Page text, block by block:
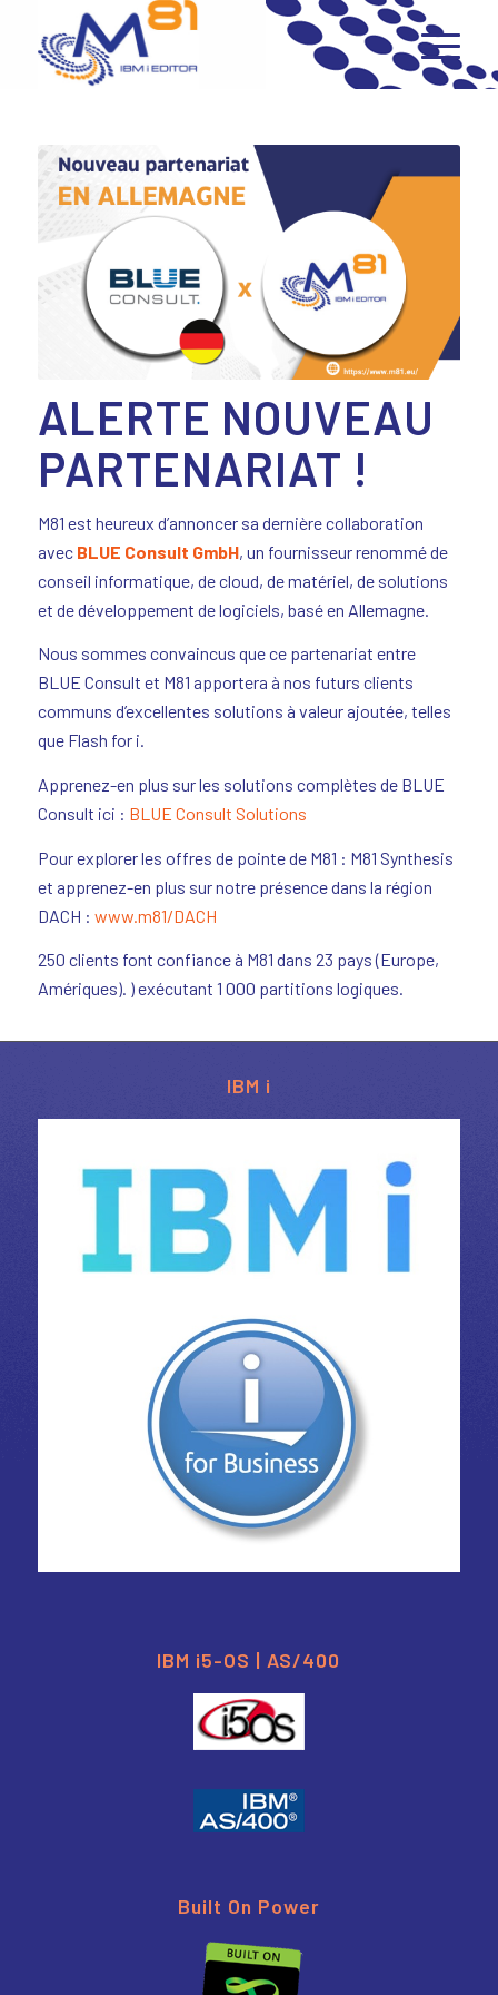
ALERTE NOUVEAU
PARTENARIAT !
M81 est heureux d’annoncer sa dernière collaboration
avec BLUE Consult GmbH, un fournisseur renommé de
conseil informatique, de cloud, de matériel, de solutions
et de développement de logiciels, basé en Allemagne.
Nous sommes convaincus que ce partenariat entre
BLUE Consult et M81 apportera à nos futurs clients
communs d’excellentes solutions à valeur ajoutée, telles
que Flash for i.
Apprenez-en plus sur les solutions complètes de BLUE
Consult ici : BLUE Consult Solutions
Pour explorer les offres de pointe de M81 : M81 Synthesis
et apprenez-en plus sur notre présence dans la région
DACH : www.m81/DACH
250 clients font confiance à M81 dans 23 pays (Europe,
Amériques). ) exécutant 1 000 partitions logiques.
IBM i
IBM i5-OS | AS/400
Built On Power